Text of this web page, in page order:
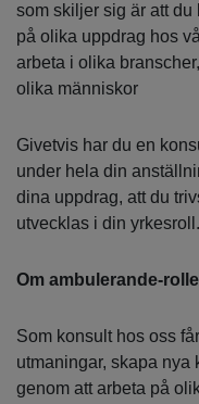
som skiljer sig är att
på olika uppdrag hos
arbeta i olika
olika människor
Givetvis har du en
under hela din
dina uppdrag, att du
utvecklas i din yrkesroll.
Om ambulerande-
Som konsult hos oss
utmaningar, skapa nya
genom att arbeta på